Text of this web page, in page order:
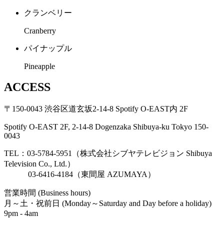
クランベリー
Cranberry
パイナップル
Pineapple
ACCESS
〒150-0043 渋谷区道玄坂2-14-8 Spotify O-EAST内 2F
Spotify O-EAST 2F, 2-14-8 Dogenzaka Shibuya-ku Tokyo 150-
0043
TEL：03-5784-5951（株式会社シブヤテレビジョン Shibuya
Television Co., Ltd.）
03-6416-4184（東間屋 AZUMAYA）
営業時間 (Business hours)
月～土・祝前日 (Monday～Saturday and Day before a holiday)
9pm - 4am